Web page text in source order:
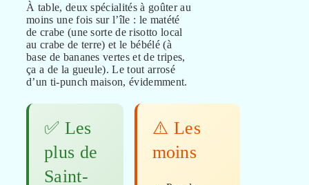
À table, deux spécialités à goûter au
moins une fois sur l’île : le matété
de crabe (une sorte de risotto local
au crabe de terre) et le bébélé (à
base de bananes vertes et de tripes,
ça a de la gueule). Le tout arrosé
d’un ti-punch maison, évidemment.
✅ Les
plus de
Saint-
⚠️ Les
moins